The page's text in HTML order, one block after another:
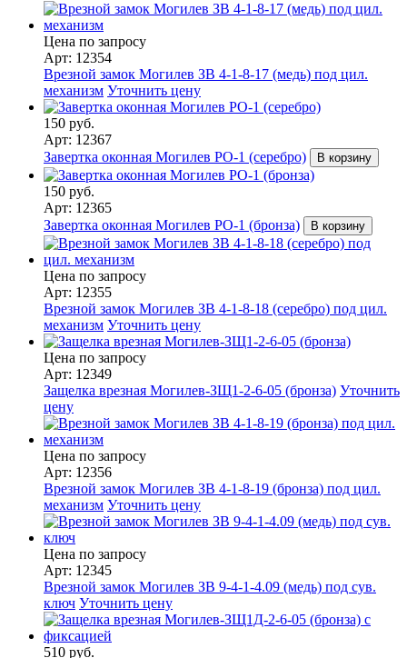
Цена по запросу
Арт: 12354
Врезной замок Могилев ЗВ 4-1-8-17 (медь) под цил.
механизм Уточнить цену
150 руб.
Арт: 12367
Завертка оконная Могилев РО-1 (серебро)
В корзину
150 руб.
Арт: 12365
Завертка оконная Могилев РО-1 (бронза)
В корзину
Цена по запросу
Арт: 12355
Врезной замок Могилев ЗВ 4-1-8-18 (серебро) под цил.
механизм Уточнить цену
Цена по запросу
Арт: 12349
Защелка врезная Могилев-ЗЩ1-2-6-05 (бронза) Уточнить
цену
Цена по запросу
Арт: 12356
Врезной замок Могилев ЗВ 4-1-8-19 (бронза) под цил.
механизм Уточнить цену
Цена по запросу
Арт: 12345
Врезной замок Могилев ЗВ 9-4-1-4.09 (медь) под сув.
ключ Уточнить цену
510 руб.